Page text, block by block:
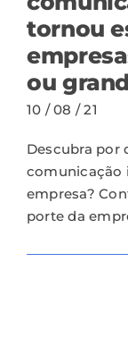
tornou
ou
10 / 08 / 21
Descubra por
comunicação
empresa?
porte da